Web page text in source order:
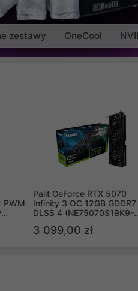
zestawy OneCool
PWM
Palit GeForce RTX 5070
Infinity 3 OC 12GB GDDR7
DLSS 4 (NE75070S19K9-
3 099,00 zł